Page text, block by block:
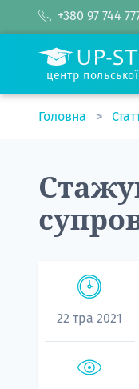
+380 97 744
центр
Головна
22 тра 2021